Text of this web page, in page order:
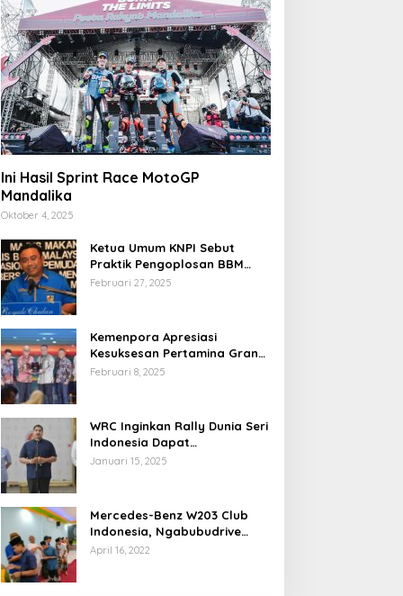
Ini Hasil Sprint Race MotoGP
Mandalika
Oktober 4, 2025
Ketua Umum KNPI Sebut
Praktik Pengoplosan BBM
Cederai Kepercayaan
Februari 27, 2025
Kemenpora Apresiasi
Kesuksesan Pertamina Grand
Prix of Indonesia 2024
Februari 8, 2025
WRC Inginkan Rally Dunia Seri
Indonesia Dapat
Terselenggara 2026
Januari 15, 2025
Mercedes-Benz W203 Club
Indonesia, Ngabubudrive
Ramadhan 2022
April 16, 2022